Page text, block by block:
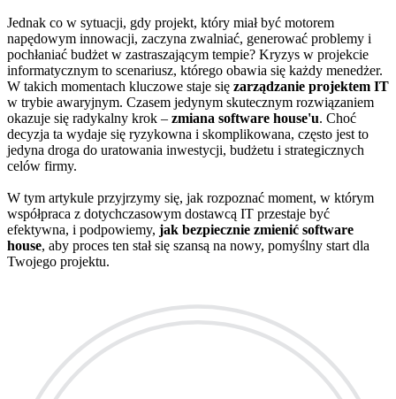
Jednak co w sytuacji, gdy projekt, który miał być motorem
napędowym innowacji, zaczyna zwalniać, generować problemy i
pochłaniać budżet w zastraszającym tempie? Kryzys w projekcie
informatycznym to scenariusz, którego obawia się każdy menedżer.
W takich momentach kluczowe staje się zarządzanie projektem IT
w trybie awaryjnym. Czasem jedynym skutecznym rozwiązaniem
okazuje się radykalny krok – zmiana software house'u. Choć
decyzja ta wydaje się ryzykowna i skomplikowana, często jest to
jedyna droga do uratowania inwestycji, budżetu i strategicznych
celów firmy.
W tym artykule przyjrzymy się, jak rozpoznać moment, w którym
współpraca z dotychczasowym dostawcą IT przestaje być
efektywna, i podpowiemy, jak bezpiecznie zmienić software
house, aby proces ten stał się szansą na nowy, pomyślny start dla
Twojego projektu.